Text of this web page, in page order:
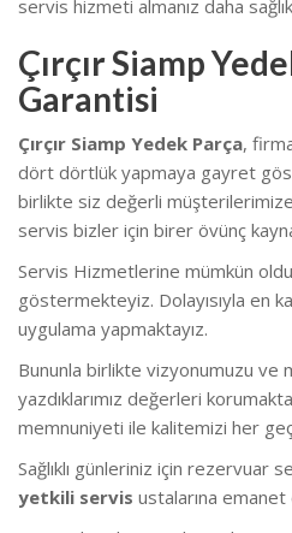
servis hizmeti almanız daha
Çırçır Siamp
Garantisi
Çırçır Siamp Yedek Parça,
dört dörtlük yapmaya gayret
birlikte siz değerli
servis bizler için birer övünç
Servis Hizmetlerine mümkün
göstermekteyiz. Dolayısıyla en
uygulama yapmaktayız.
Bununla birlikte vizyonumuzu ve
yazdıklarımız değerleri
memnuniyeti ile kalitemizi her
Sağlıklı günleriniz için rezervuar
yetkili servis ustalarına emanet